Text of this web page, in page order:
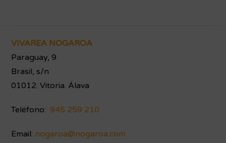
Footer
VIVAREA NOGAROA
Paraguay, 9
Brasil, s/n
01012. Vitoria. Álava
Teléfono: 945 259 210
Email: nogaroa@nogaroa.com